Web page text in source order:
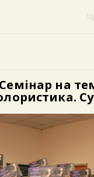
народу та любові
створили в
Семінар на